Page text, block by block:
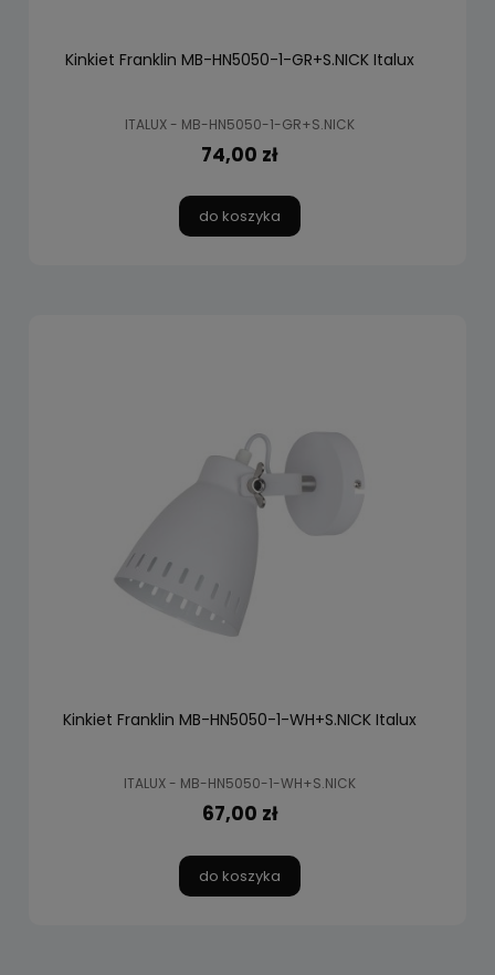
Kinkiet Franklin MB-HN5050-1-GR+S.NICK Italux
ITALUX - MB-HN5050-1-GR+S.NICK
74,00 zł
do koszyka
Kinkiet Franklin MB-HN5050-1-WH+S.NICK Italux
ITALUX - MB-HN5050-1-WH+S.NICK
67,00 zł
do koszyka